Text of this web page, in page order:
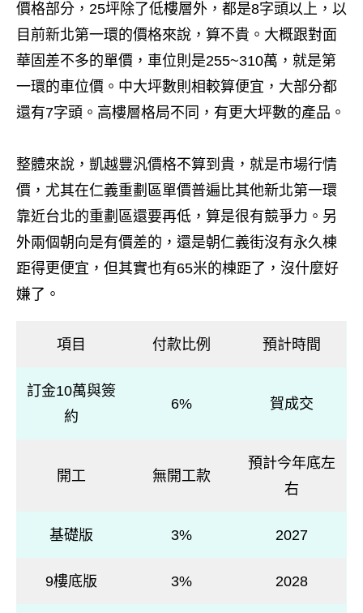
價格部分，25坪除了低樓層外，都是8字頭以上，以
目前新北第一環的價格來說，算不貴。大概跟對面
華固差不多的單價，車位則是255~310萬，就是第
一環的車位價。中大坪數則相較算便宜，大部分都
還有7字頭。高樓層格局不同，有更大坪數的產品。
整體來說，凱越豐汎價格不算到貴，就是市場行情
價，尤其在仁義重劃區單價普遍比其他新北第一環
靠近台北的重劃區還要再低，算是很有競爭力。另
外兩個朝向是有價差的，還是朝仁義街沒有永久棟
距得更便宜，但其實也有65米的棟距了，沒什麼好
嫌了。
項目 付款比例 預計時間
訂金10萬與簽
約
6% 賀成交
開工 無開工款
預計今年底左
右
基礎版 3% 2027
9樓底版 3% 2028